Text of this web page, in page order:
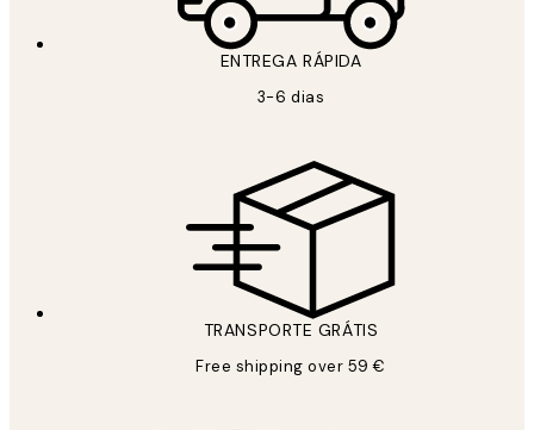
ENTREGA RÁPIDA
3-6 dias
TRANSPORTE GRÁTIS
Free shipping over 59 €